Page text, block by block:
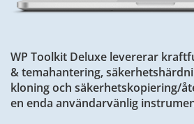
WP Toolkit Deluxe levererar
& temahantering,
kloning och säkerhetskopiering/
en enda användarvänlig